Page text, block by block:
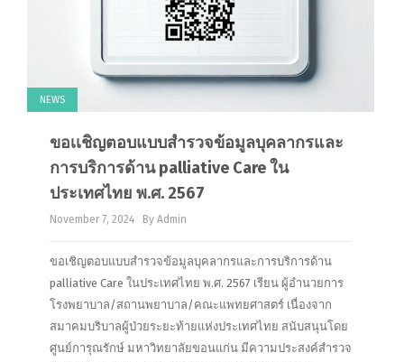
NEWS
ขอเเชิญตอบแบบสำรวจข้อมูลบุคลากรและ
การบริการด้าน palliative Care ใน
ประเทศไทย พ.ศ. 2567
November 7, 2024 By Admin
ขอเชิญตอบแบบสำรวจข้อมูลบุคลากรและการบริการด้าน
palliative Care ในประเทศไทย พ.ศ. 2567 เรียน ผู้อำนวยการ
โรงพยาบาล/สถานพยาบาล/คณะแพทยศาสตร์ เนื่องจาก
สมาคมบริบาลผู้ป่วยระยะท้ายแห่งประเทศไทย สนับสนุนโดย
ศูนย์การุณรักษ์ มหาวิทยาลัยขอนแก่น มีความประสงค์สำรวจ